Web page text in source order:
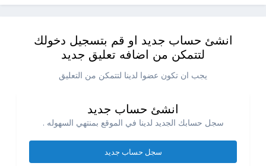
انشئ حساب جديد او قم بتسجيل دخولك
لتتمكن من اضافه تعليق جديد
يجب ان تكون عضوا لدينا لتتمكن من التعليق
انشئ حساب جديد
سجل حسابك الجديد لدينا في الموقع بمنتهي السهوله .
سجل حساب جديد